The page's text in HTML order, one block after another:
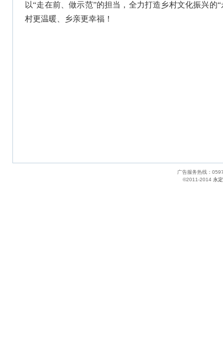
以“走在前、做示范”的担当，全力打造乡村文化振兴的
村更温暖、乡亲更幸福！
广告服务热线：
©2011-2014 永